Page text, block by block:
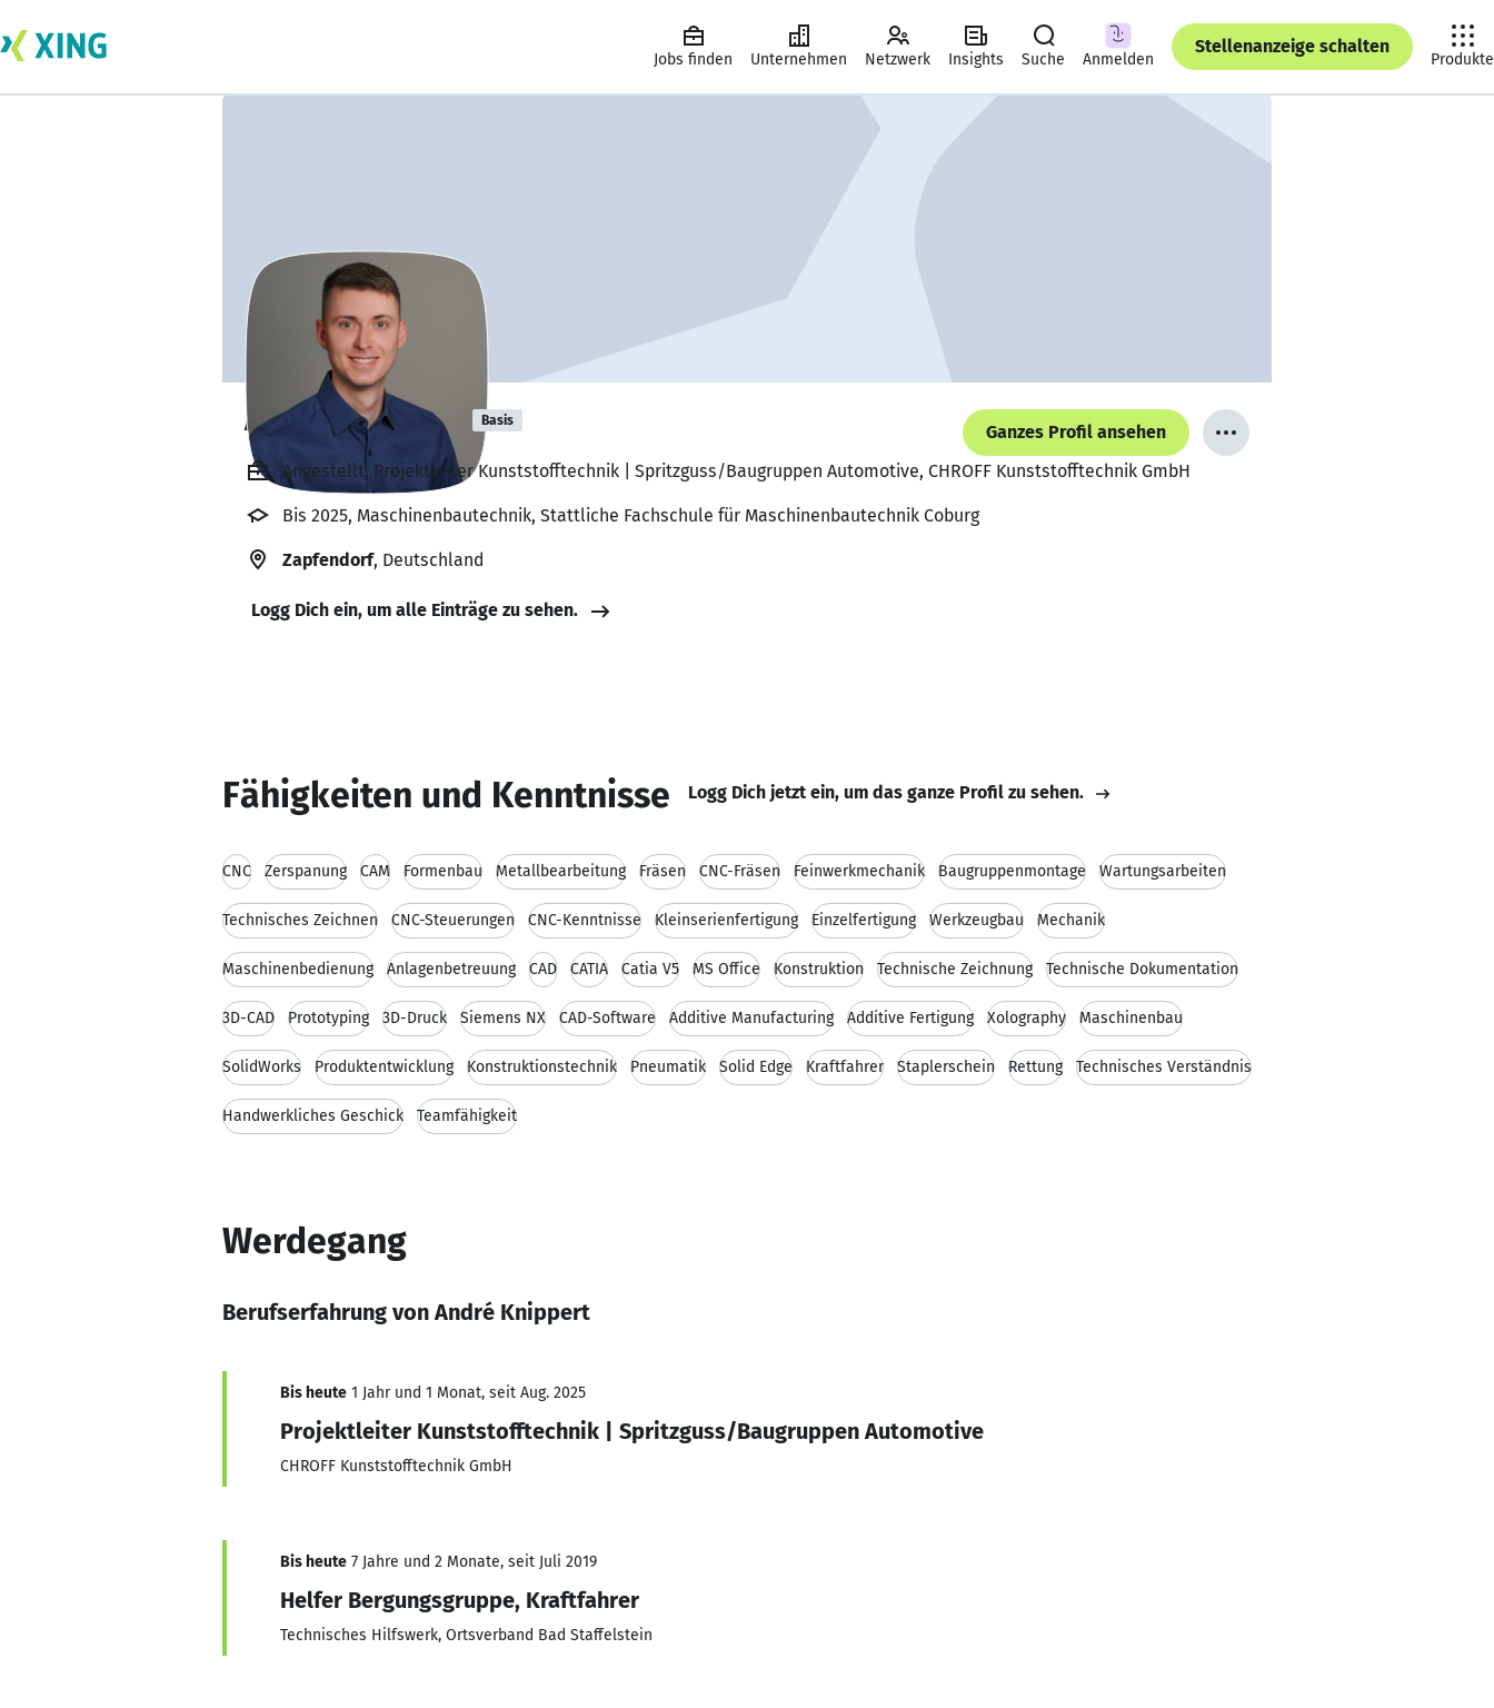
Jobs finden Unternehmen Netzwerk Insights Suche Anmelden
Stellenanzeige schalten
Produkte
André Knippert Basis
Ganzes Profil ansehen
Angestellt, Projektleiter Kunststofftechnik | Spritzguss/Baugruppen Automotive, CHROFF Kunststofftechnik GmbH
Bis 2025, Maschinenbautechnik, Stattliche Fachschule für Maschinenbautechnik Coburg
Zapfendorf, Deutschland
Logg Dich ein, um alle Einträge zu sehen.
Fähigkeiten und Kenntnisse Logg Dich jetzt ein, um das ganze Profil zu sehen.
CNC Zerspanung CAM Formenbau Metallbearbeitung Fräsen CNC-Fräsen Feinwerkmechanik Baugruppenmontage Wartungsarbeiten
Technisches Zeichnen CNC-Steuerungen CNC-Kenntnisse Kleinserienfertigung Einzelfertigung Werkzeugbau Mechanik
Maschinenbedienung Anlagenbetreuung CAD CATIA Catia V5 MS Office Konstruktion Technische Zeichnung Technische Dokumentation
3D-CAD Prototyping 3D-Druck Siemens NX CAD-Software Additive Manufacturing Additive Fertigung Xolography Maschinenbau
SolidWorks Produktentwicklung Konstruktionstechnik Pneumatik Solid Edge Kraftfahrer Staplerschein Rettung Technisches Verständnis
Handwerkliches Geschick Teamfähigkeit
Werdegang
Berufserfahrung von André Knippert
Bis heute 1 Jahr und 1 Monat, seit Aug. 2025
Projektleiter Kunststofftechnik | Spritzguss/Baugruppen Automotive
CHROFF Kunststofftechnik GmbH
Bis heute 7 Jahre und 2 Monate, seit Juli 2019
Helfer Bergungsgruppe, Kraftfahrer
Technisches Hilfswerk, Ortsverband Bad Staffelstein